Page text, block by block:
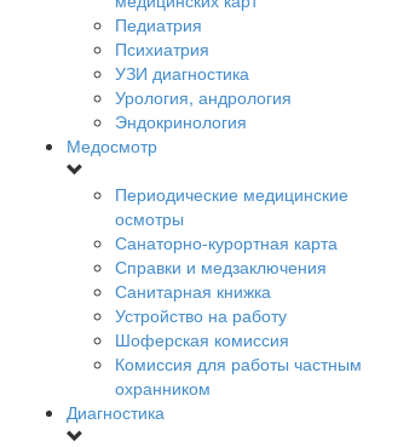
Педиатрия
Психиатрия
УЗИ диагностика
Урология, андрология
Эндокринология
Медосмотр
Периодические медицинские
осмотры
Санаторно-курортная карта
Справки и медзаключения
Санитарная книжка
Устройство на работу
Шоферская комиссия
Комиссия для работы частным
охранником
Диагностика